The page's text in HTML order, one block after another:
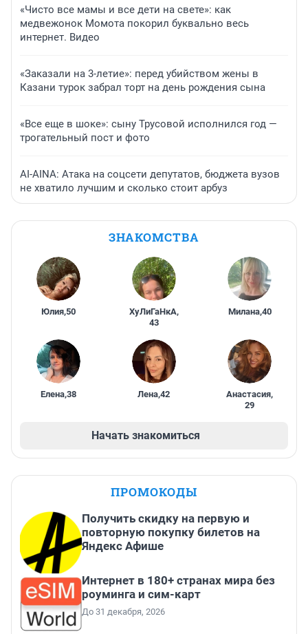
«Чисто все мамы и все дети на свете»: как
медвежонок Момота покорил буквально весь
интернет. Видео
«Заказали на 3-летие»: перед убийством жены в
Казани турок забрал торт на день рождения сына
«Все еще в шоке»: сыну Трусовой исполнился год —
трогательный пост и фото
AI-AINA: Атака на соцсети депутатов, бюджета вузов
не хватило лучшим и сколько стоит арбуз
ЗНАКОМСТВА
Юлия,50 ХуЛиГаНкА,
43
Милана,40
Елена,38 Лена,42 Анастасия,
29
Начать знакомиться
ПРОМОКОДЫ
Получить скидку на первую и
повторную покупку билетов на
Яндекс Афише
Интернет в 180+ странах мира без
роуминга и сим-карт
До 31 декабря, 2026